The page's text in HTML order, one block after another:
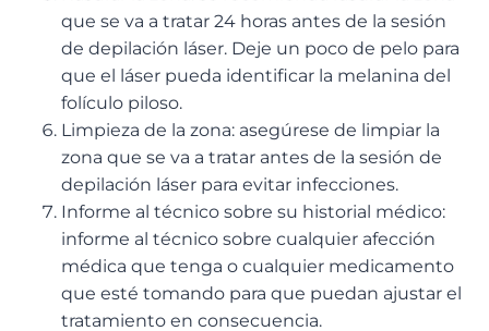
que se va a tratar 24 horas antes de la sesión
de depilación láser. Deje un poco de pelo para
que el láser pueda identificar la melanina del
folículo piloso.
Limpieza de la zona: asegúrese de limpiar la
zona que se va a tratar antes de la sesión de
depilación láser para evitar infecciones.
Informe al técnico sobre su historial médico:
informe al técnico sobre cualquier afección
médica que tenga o cualquier medicamento
que esté tomando para que puedan ajustar el
tratamiento en consecuencia.